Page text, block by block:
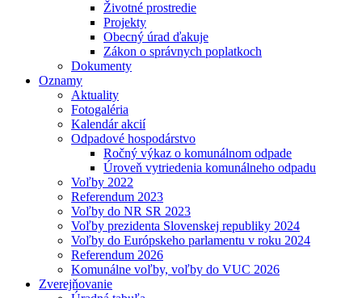
Životné prostredie
Projekty
Obecný úrad ďakuje
Zákon o správnych poplatkoch
Dokumenty
Oznamy
Aktuality
Fotogaléria
Kalendár akcií
Odpadové hospodárstvo
Ročný výkaz o komunálnom odpade
Úroveň vytriedenia komunálneho odpadu
Voľby 2022
Referendum 2023
Voľby do NR SR 2023
Voľby prezidenta Slovenskej republiky 2024
Voľby do Európskeho parlamentu v roku 2024
Referendum 2026
Komunálne voľby, voľby do VUC 2026
Zverejňovanie